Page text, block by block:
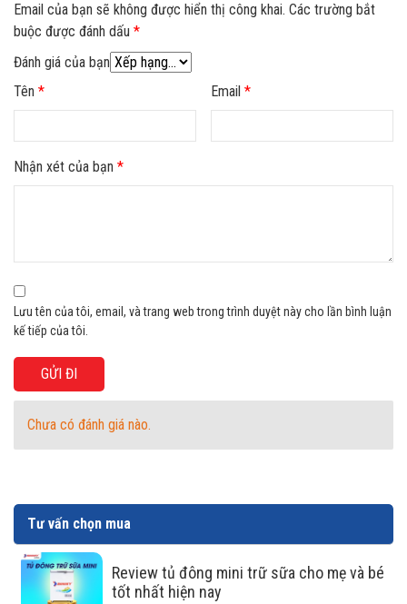
VH-2589K giúp cho tủ đông dẫn nhiệt nhanh hơn, vận
hành êm ái và tiết kiệm điện.
Email của bạn sẽ không được hiển thị công khai. Các trường bắt
buộc được đánh dấu *
Đánh giá của bạn
Nhận xét của bạn *
Tên * Email*
Lưu tên của tôi, email, và trang web trong trình duyệt này cho lần bình luận
kế tiếp của tôi.
Chưa có đánh giá nào.
Tư vấn chọn mua
Review tủ đông mini trữ sữa cho mẹ và bé
tốt nhất hiện nay